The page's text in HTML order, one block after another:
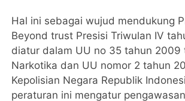
Hal ini sebagai wujud mendukung
Beyond trust Presisi Triwulan IV
diatur dalam UU no 35 tahun 2009
Narkotika dan UU nomor 2 tahun
Kepolisian Negara Republik
peraturan ini mengatur